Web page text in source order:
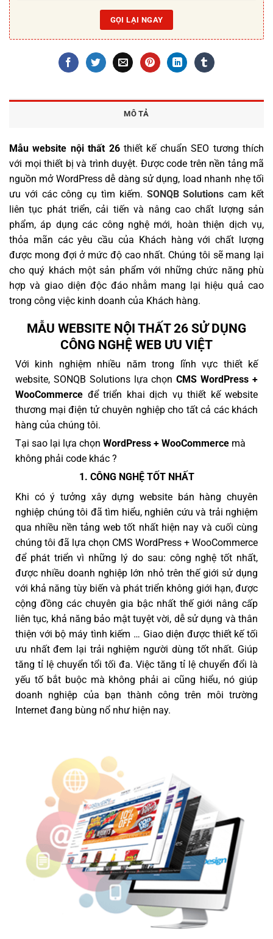
MÔ TẢ
Mẫu website nội thất 26thiết kế chuẩn SEO tương thích
với mọi thiết bị và trình duyệt. Được code trên nền tảng mã
nguồn mở WordPress dễ dàng sử dụng, load nhanh nhẹ tối
ưu với các công cụ tìm kiếm. SONQB Solutions cam kết
liên tục phát triển, cải tiến và nâng cao chất lượng sản
phẩm, áp dụng các công nghệ mới, hoàn thiện dịch vụ,
thỏa mãn các yêu cầu của Khách hàng với chất lượng
được mong đợi ở mức độ cao nhất. Chúng tôi sẽ mang lại
cho quý khách một sản phẩm với những chức năng phù
hợp và giao diện độc đáo nhằm mang lại hiệu quả cao
trong công việc kinh doanh của Khách hàng.
MẪU WEBSITE NỘI THẤT 26 SỬ DỤNG
CÔNG NGHỆ WEB ƯU VIỆT
Với kinh nghiệm nhiều năm trong lĩnh vực thiết kế
website, SONQB Solutions lựa chọnCMS WordPress +
WooCommerce để triển khai dịch vụ thiết kế website
thương mại điện tử chuyên nghiệp cho tất cả các khách
hàng của chúng tôi.
Tại sao lại lựa chọn WordPress + WooCommerce mà
không phải code khác ?
1. CÔNG NGHỆ TỐT NHẤT
Khi có ý tưởng xây dựng website bán hàng chuyên
nghiệp chúng tôi đã tìm hiểu, nghiên cứu và trải nghiệm
qua nhiều nền tảng web tốt nhất hiện nay và cuối cùng
chúng tôi đã lựa chọn CMS WordPress + WooCommerce
để phát triển vì những lý do sau: công nghệ tốt nhất,
được nhiều doanh nghiệp lớn nhỏ trên thế giới sử dụng
với khả năng tùy biến và phát triển không giới hạn, được
cộng đồng các chuyên gia bậc nhất thế giới nâng cấp
liên tục, khả năng bảo mật tuyệt vời, dễ sử dụng và thân
thiện với bộ máy tình kiếm … Giao diện được thiết kế tối
ưu nhất đem lại trải nghiệm người dùng tốt nhất. Giúp
tăng tỉ lệ chuyển tổi tối đa. Việc tăng tỉ lệ chuyển đổi là
yếu tố bắt buộc mà không phải ai cũng hiểu, nó giúp
doanh nghiệp của bạn thành công trên môi trường
Internet đang bùng nổ như hiện nay.